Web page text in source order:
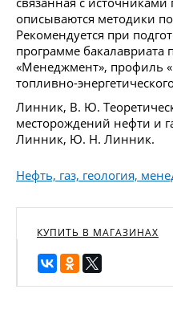
описываются методики
Рекомендуется при
программе
«Менеджмент», профиль
топливно-
Линник, В. Ю.
месторождений нефти и
Линник, Ю. Н. Линник.
Нефть, газ, геология,
КУПИТЬ В МАГАЗИНАХ